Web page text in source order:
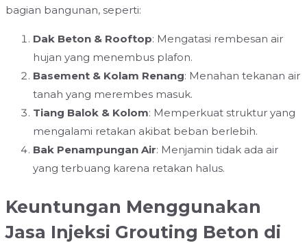
bagian bangunan, seperti:
Dak Beton & Rooftop: Mengatasi rembesan air
hujan yang menembus plafon.
Basement & Kolam Renang: Menahan tekanan air
tanah yang merembes masuk.
Tiang Balok & Kolom: Memperkuat struktur yang
mengalami retakan akibat beban berlebih.
Bak Penampungan Air: Menjamin tidak ada air
yang terbuang karena retakan halus.
Keuntungan Menggunakan
Jasa Injeksi Grouting Beton di